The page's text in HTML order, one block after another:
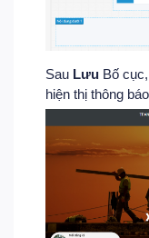
Sau Lưu Bố
hiện thị thông